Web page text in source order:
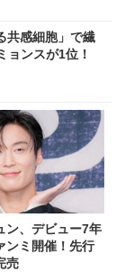
共感細胞」で繊
ョンスが1位！
ン、デビュー7年
ンミ開催！先行
売